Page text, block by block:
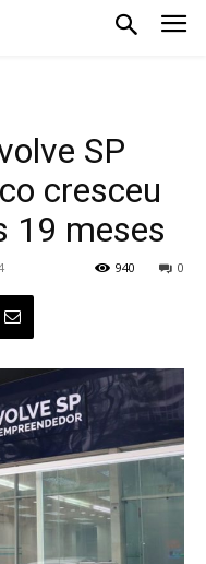
SP
cresceu
19 meses
0
940